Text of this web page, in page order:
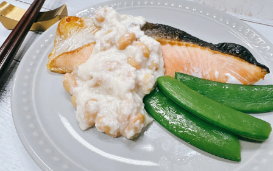
お知らせ
イベント・グッズ
YouTube
会社情報